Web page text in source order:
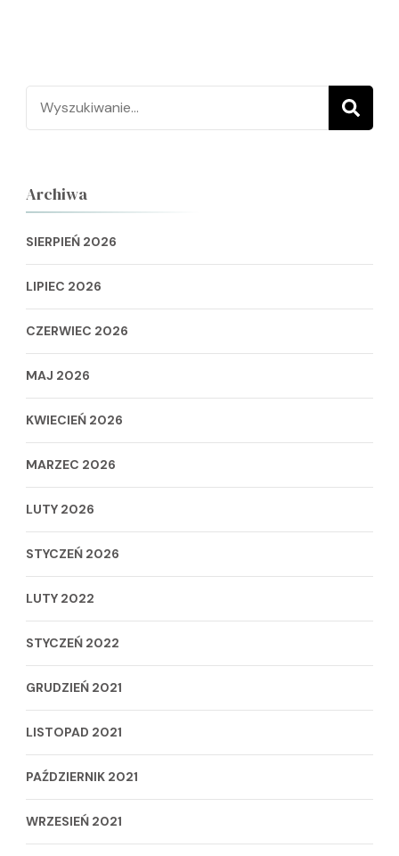
Szukaj:
Archiwa
SIERPIEŃ 2026
LIPIEC 2026
CZERWIEC 2026
MAJ 2026
KWIECIEŃ 2026
MARZEC 2026
LUTY 2026
STYCZEŃ 2026
LUTY 2022
STYCZEŃ 2022
GRUDZIEŃ 2021
LISTOPAD 2021
PAŹDZIERNIK 2021
WRZESIEŃ 2021